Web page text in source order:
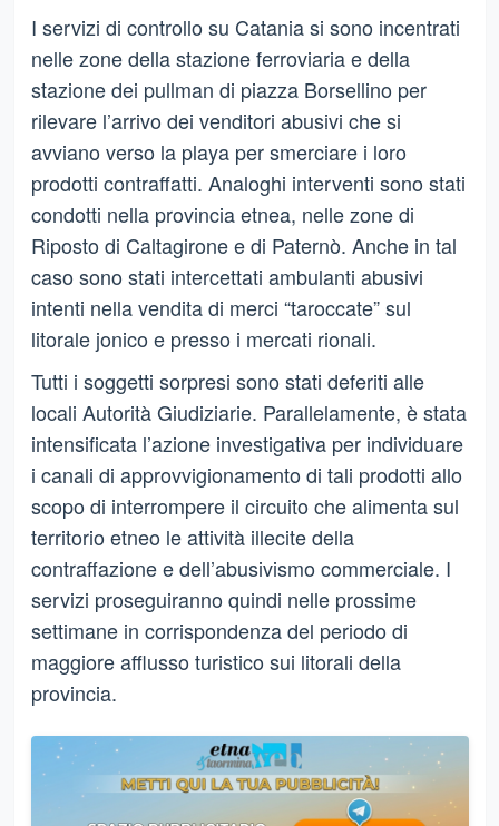
I servizi di controllo su Catania si sono incentrati
nelle zone della stazione ferroviaria e della
stazione dei pullman di piazza Borsellino per
rilevare l’arrivo dei venditori abusivi che si
avviano verso la playa per smerciare i loro
prodotti contraffatti. Analoghi interventi sono stati
condotti nella provincia etnea, nelle zone di
Riposto di Caltagirone e di Paternò. Anche in tal
caso sono stati intercettati ambulanti abusivi
intenti nella vendita di merci “taroccate” sul
litorale jonico e presso i mercati rionali.
Tutti i soggetti sorpresi sono stati deferiti alle
locali Autorità Giudiziarie. Parallelamente, è stata
intensificata l’azione investigativa per individuare
i canali di approvvigionamento di tali prodotti allo
scopo di interrompere il circuito che alimenta sul
territorio etneo le attività illecite della
contraffazione e dell’abusivismo commerciale. I
servizi proseguiranno quindi nelle prossime
settimane in corrispondenza del periodo di
maggiore afflusso turistico sui litorali della
provincia.